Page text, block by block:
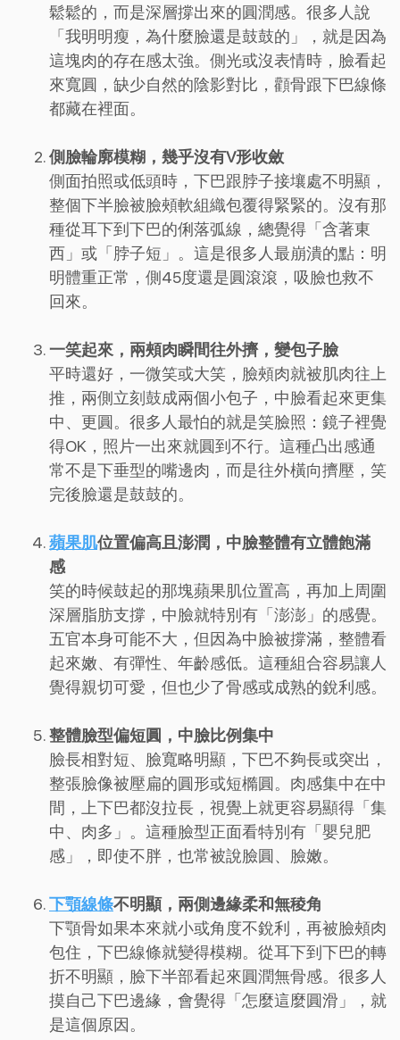
鬆鬆的，而是深層撐出來的圓潤感。很多人說
「我明明瘦，為什麼臉還是鼓鼓的」，就是因為
這塊肉的存在感太強。側光或沒表情時，臉看起
來寬圓，缺少自然的陰影對比，顴骨跟下巴線條
都藏在裡面。
側臉輪廓模糊，幾乎沒有V形收斂
側面拍照或低頭時，下巴跟脖子接壤處不明顯，
整個下半臉被臉頰軟組織包覆得緊緊的。沒有那
種從耳下到下巴的俐落弧線，總覺得「含著東
西」或「脖子短」。這是很多人最崩潰的點：明
明體重正常，側45度還是圓滾滾，吸臉也救不
回來。
一笑起來，兩頰肉瞬間往外擠，變包子臉
平時還好，一微笑或大笑，臉頰肉就被肌肉往上
推，兩側立刻鼓成兩個小包子，中臉看起來更集
中、更圓。很多人最怕的就是笑臉照：鏡子裡覺
得OK，照片一出來就圓到不行。這種凸出感通
常不是下垂型的嘴邊肉，而是往外橫向擠壓，笑
完後臉還是鼓鼓的。
蘋果肌位置偏高且澎潤，中臉整體有立體飽滿
感
笑的時候鼓起的那塊蘋果肌位置高，再加上周圍
深層脂肪支撐，中臉就特別有「澎澎」的感覺。
五官本身可能不大，但因為中臉被撐滿，整體看
起來嫩、有彈性、年齡感低。這種組合容易讓人
覺得親切可愛，但也少了骨感或成熟的銳利感。
整體臉型偏短圓，中臉比例集中
臉長相對短、臉寬略明顯，下巴不夠長或突出，
整張臉像被壓扁的圓形或短橢圓。肉感集中在中
間，上下巴都沒拉長，視覺上就更容易顯得「集
中、肉多」。這種臉型正面看特別有「嬰兒肥
感」，即使不胖，也常被說臉圓、臉嫩。
下顎線條不明顯，兩側邊緣柔和無稜角
下顎骨如果本來就小或角度不銳利，再被臉頰肉
包住，下巴線條就變得模糊。從耳下到下巴的轉
折不明顯，臉下半部看起來圓潤無骨感。很多人
摸自己下巴邊緣，會覺得「怎麼這麼圓滑」，就
是這個原因。